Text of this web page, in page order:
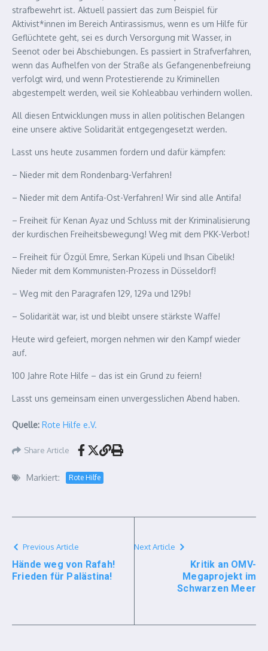
strafbewehrt ist. Aktuell passiert das zum Beispiel für
Aktivist*innen im Bereich Antirassismus, wenn es um Hilfe für
Geflüchtete geht, sei es durch Versorgung mit Wasser, in
Seenot oder bei Abschiebungen. Es passiert in Strafverfahren,
wenn das Aufhelfen von der Straße als Gefangenenbefreiung
verfolgt wird, und wenn Protestierende zu Kriminellen
abgestempelt werden, weil sie Kohleabbau verhindern wollen.
All diesen Entwicklungen muss in allen politischen Belangen
eine unsere aktive Solidarität entgegengesetzt werden.
Lasst uns heute zusammen fordern und dafür kämpfen:
– Nieder mit dem Rondenbarg-Verfahren!
– Nieder mit dem Antifa-Ost-Verfahren! Wir sind alle Antifa!
– Freiheit für Kenan Ayaz und Schluss mit der Kriminalisierung
der kurdischen Freiheitsbewegung! Weg mit dem PKK-Verbot!
– Freiheit für Özgül Emre, Serkan Küpeli und Ihsan Cibelik!
Nieder mit dem Kommunisten-Prozess in Düsseldorf!
– Weg mit den Paragrafen 129, 129a und 129b!
– Solidarität war, ist und bleibt unsere stärkste Waffe!
Heute wird gefeiert, morgen nehmen wir den Kampf wieder
auf.
100 Jahre Rote Hilfe – das ist ein Grund zu feiern!
Lasst uns gemeinsam einen unvergesslichen Abend haben.
Quelle: Rote Hilfe e.V.
Share Article
Markiert: Rote Hilfe
Previous Article
Hände weg von Rafah!
Frieden für Palästina!
Next Article
Kritik an OMV-
Megaprojekt im
Schwarzen Meer